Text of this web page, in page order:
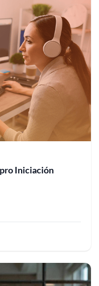
Iniciación